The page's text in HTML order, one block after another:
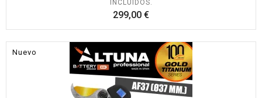
INCLUIDOS.
299,00 €Precio
Nuevo